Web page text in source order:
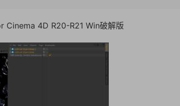
Cinema 4D R20-R21 Win破解版